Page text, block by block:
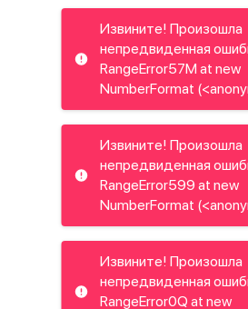
Извините! Произошла
непредвиденная
RangeError57M at new
NumberFormat
Извините! Произошла
непредвиденная
RangeError599 at new
NumberFormat
Извините! Произошла
непредвиденная
RangeError0Q at new